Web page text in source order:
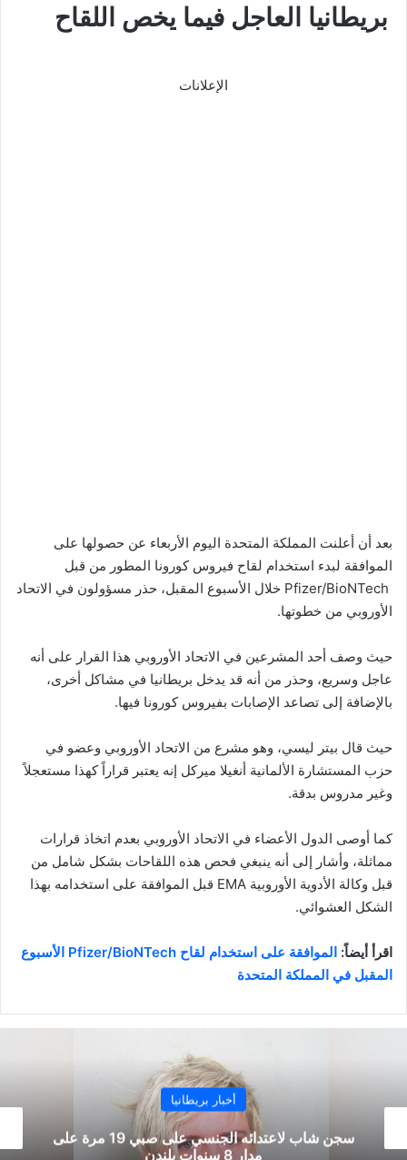
بريطانيا العاجل فيما يخص اللقاح
الإعلانات
بعد أن أعلنت المملكة المتحدة اليوم الأربعاء عن حصولها على
الموافقة لبدء استخدام لقاح فيروس كورونا المطور من قبل
Pfizer/BioNTech خلال الأسبوع المقبل، حذر مسؤولون في الاتحاد
الأوروبي من خطوتها.
حيث وصف أحد المشرعين في الاتحاد الأوروبي هذا القرار على أنه
عاجل وسريع، وحذر من أنه قد يدخل بريطانيا في مشاكل أخرى،
بالإضافة إلى تصاعد الإصابات بفيروس كورونا فيها.
حيث قال بيتر ليسي، وهو مشرع من الاتحاد الأوروبي وعضو في
حزب المستشارة الألمانية أنغيلا ميركل إنه يعتبر قراراً كهذا مستعجلاً
وغير مدروس بدقة.
كما أوصى الدول الأعضاء في الاتحاد الأوروبي بعدم اتخاذ قرارات
مماثلة، وأشار إلى أنه ينبغي فحص هذه اللقاحات بشكل شامل من
قبل وكالة الأدوية الأوروبية EMA قبل الموافقة على استخدامه بهذا
الشكل العشوائي.
اقرأ أيضاً:
الموافقة على استخدام لقاح Pfizer/BioNTech الأسبوع
المقبل في المملكة المتحدة
أخبار بريطانيا
سجن شاب لاعتدائه الجنسي على صبي 19 مرة على
مدار 8 سنوات بلندن